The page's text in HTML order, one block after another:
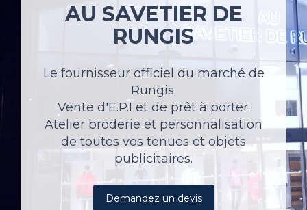
Galerie photo
Atelier broderie
Catalogues
Mon compte
Devis et contact
AU SAVETIER DE
RUNGIS
Le fournisseur officiel du marché de
Rungis.
Vente d'E.P.I et de prêt à porter.
Atelier broderie et personnalisation
de toutes vos tenues et objets
publicitaires.
Demandez un devis